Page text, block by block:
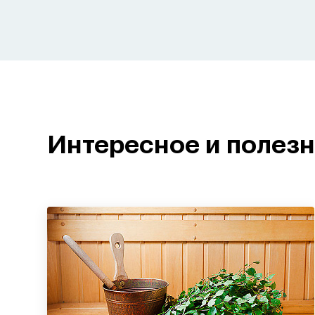
Интересное и